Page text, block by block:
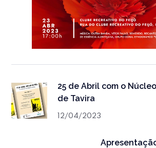
25 de Abril com o Núcleo
de Tavira
12/04/2023